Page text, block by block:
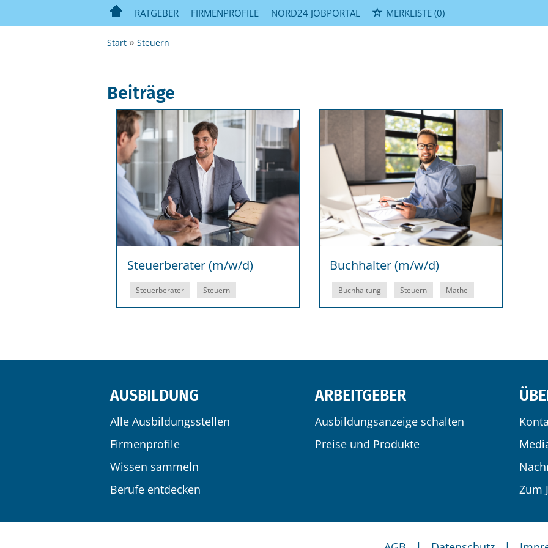
RATGEBER FIRMENPROFILE NORD24 JOBPORTAL MERKLISTE (0)
Start Steuern
Steuerberater (m/w/d)
Steuerberater Steuern
Buchhalter (m/w/d)
Buchhaltung Steuern Mathe
AUSBILDUNG
Alle Ausbildungsstellen
Firmenprofile
Wissen sammeln
Berufe entdecken
ARBEITGEBER
Ausbildungsanzeige schalten
Preise und Produkte
Zum